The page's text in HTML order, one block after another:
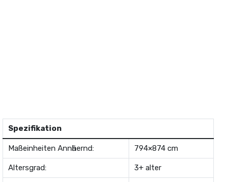
Spezifikation
Maßeinheiten Annӓhernd: 794×874 cm
Altersgrad: 3+ alter